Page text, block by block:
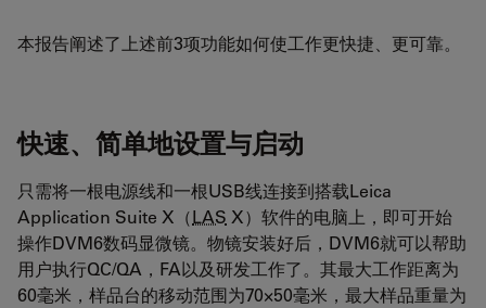
本报告阐述了上述前3项功能如何使工作更快捷、更可靠。
快速、简单地设置与启动
只需将一根电源线和一根USB线连接到搭载Leica
Application Suite X（LAS X）软件的电脑上，即可开始
操作DVM6数码显微镜。物镜安装好后，DVM6就可以帮助
用户执行QC/QA，FA以及研发工作了。其最大工作距离为
60毫米，样品台的移动范围为70×50毫米，最大样品重量为